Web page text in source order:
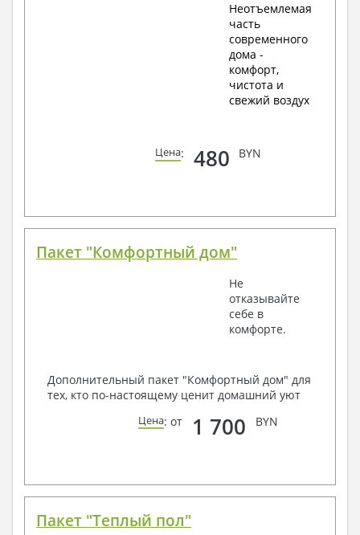
Неотъемлемая
часть
современного
дома -
комфорт,
чистота и
свежий воздух
Цена: 480 BYN
Пакет "Комфортный дом"
Не
отказывайте
себе в
комфорте.
Дополнительный пакет "Комфортный дом" для
тех, кто по-настоящему ценит домашний уют
Цена: от 1 700 BYN
Пакет "Теплый пол"